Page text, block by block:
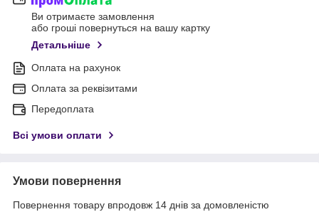
Ви отримаєте замовлення
або гроші повернуться на вашу картку
Детальніше
Оплата на рахунок
Оплата за реквізитами
Передоплата
Всі умови оплати
Умови повернення
Повернення товару впродовж 14 днів за домовленістю